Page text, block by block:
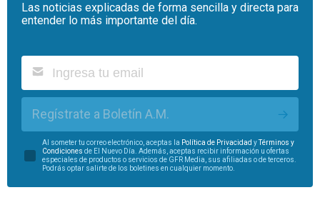
Las noticias explicadas de forma sencilla y directa para
entender lo más importante del día.
Regístrate a Boletín A.M.
Al someter tu correo electrónico, aceptas la Política de Privacidad yTérminos y
Condiciones de El Nuevo Día. Además, aceptas recibir información u ofertas
especiales de productos o servicios de GFR Media, sus afiliadas o de terceros.
Podrás optar salirte de los boletines en cualquier momento.